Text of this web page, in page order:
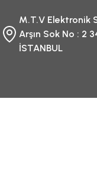
M.T.V Elektronik
Arşın Sok No : 2
İSTANBUL